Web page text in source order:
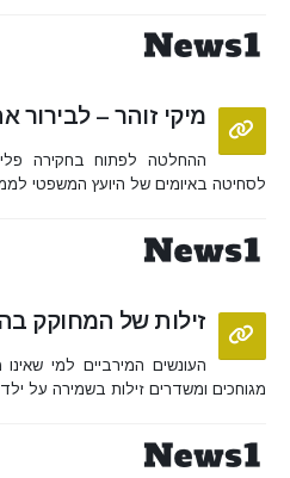
מיקי זוהר – לבירור
ההחלטה לפתוח בחקירה
לסחיטה באיומים של היועץ המשפטי
זילות של המחוקק
העונשים המירביים למי
מגוחכים ומשדרים זילות בשמירה על